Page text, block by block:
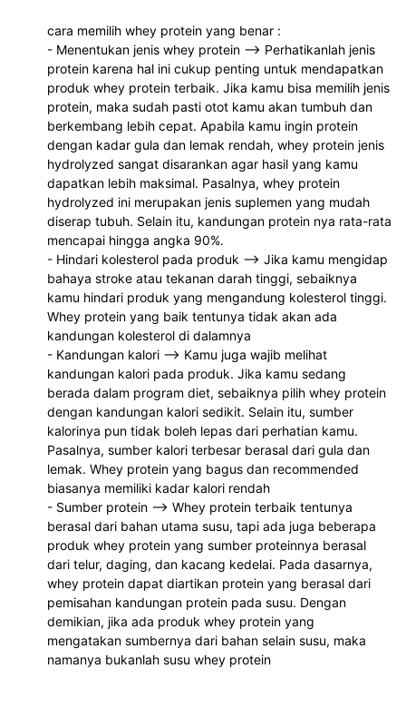
cara memilih whey protein yang benar :
- Menentukan jenis whey protein --> Perhatikanlah jenis
protein karena hal ini cukup penting untuk mendapatkan
produk whey protein terbaik. Jika kamu bisa memilih jenis
protein, maka sudah pasti otot kamu akan tumbuh dan
berkembang lebih cepat. Apabila kamu ingin protein
dengan kadar gula dan lemak rendah, whey protein jenis
hydrolyzed sangat disarankan agar hasil yang kamu
dapatkan lebih maksimal. Pasalnya, whey protein
hydrolyzed ini merupakan jenis suplemen yang mudah
diserap tubuh. Selain itu, kandungan protein nya rata-rata
mencapai hingga angka 90%.
- Hindari kolesterol pada produk --> Jika kamu mengidap
bahaya stroke atau tekanan darah tinggi, sebaiknya
kamu hindari produk yang mengandung kolesterol tinggi.
Whey protein yang baik tentunya tidak akan ada
kandungan kolesterol di dalamnya
- Kandungan kalori --> Kamu juga wajib melihat
kandungan kalori pada produk. Jika kamu sedang
berada dalam program diet, sebaiknya pilih whey protein
dengan kandungan kalori sedikit. Selain itu, sumber
kalorinya pun tidak boleh lepas dari perhatian kamu.
Pasalnya, sumber kalori terbesar berasal dari gula dan
lemak. Whey protein yang bagus dan recommended
biasanya memiliki kadar kalori rendah
- Sumber protein --> Whey protein terbaik tentunya
berasal dari bahan utama susu, tapi ada juga beberapa
produk whey protein yang sumber proteinnya berasal
dari telur, daging, dan kacang kedelai. Pada dasarnya,
whey protein dapat diartikan protein yang berasal dari
pemisahan kandungan protein pada susu. Dengan
demikian, jika ada produk whey protein yang
mengatakan sumbernya dari bahan selain susu, maka
namanya bukanlah susu whey protein